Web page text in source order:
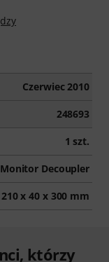
Czerwiec 2010
248693
1 szt.
Decoupler
210 x 40 x 300 mm
którzy